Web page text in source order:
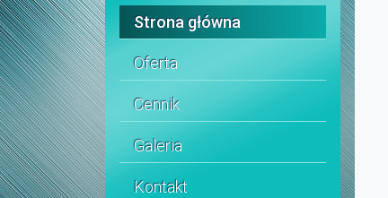
Strona główna
Oferta
Cennik
Galeria
Kontakt